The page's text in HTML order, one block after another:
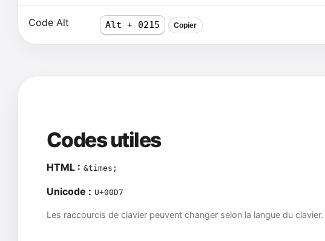
Code Alt Alt + 0215 Copier
Codes utiles
HTML : &times;
Unicode : U+00D7
Les raccourcis de clavier peuvent changer selon la langue du